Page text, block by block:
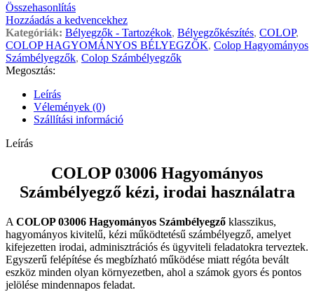
Összehasonlítás
Hozzáadás a kedvencekhez
Kategóriák: Bélyegzők - Tartozékok, Bélyegzőkészítés, COLOP,
COLOP HAGYOMÁNYOS BÉLYEGZŐK, Colop Hagyományos
Számbélyegzők, Colop Számbélyegzők
Megosztás:
Leírás
Vélemények (0)
Szállítási információ
Leírás
COLOP 03006 Hagyományos
Számbélyegző kézi, irodai használatra
A COLOP 03006 Hagyományos Számbélyegző klasszikus,
hagyományos kivitelű, kézi működtetésű számbélyegző, amelyet
kifejezetten irodai, adminisztrációs és ügyviteli feladatokra terveztek.
Egyszerű felépítése és megbízható működése miatt régóta bevált
eszköz minden olyan környezetben, ahol a számok gyors és pontos
jelölése mindennapos feladat.